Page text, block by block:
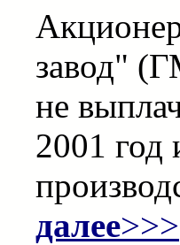
завод"
не
2001 год
далее>>>